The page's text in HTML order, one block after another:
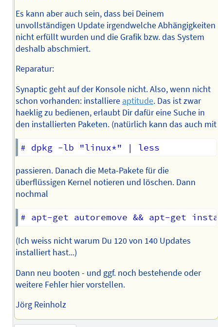
Es kann aber auch sein, dass bei Deinem
unvollständigen Update irgendwelche Abhängigkeiten
nicht erfüllt wurden und die Grafik bzw. das System
deshalb abschmiert.
Reparatur:
Synaptic geht auf der Konsole nicht. Also, wenn nicht
schon vorhanden: installiere aptitude. Das ist zwar
haeklig zu bedienen, erlaubt Dir dafür eine Suche in
den installierten Paketen. (natürlich kann das auch mit
passieren. Danach die Meta-Pakete für die
überflüssigen Kernel notieren und löschen. Dann
nochmal
(Ich weiss nicht warum Du 120 von 140 Updates
installiert hast...)
Dann neu booten - und ggf. noch bestehende oder
weitere Fehler hier vorstellen.
Jörg Reinholz